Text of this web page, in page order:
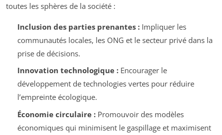
toutes les sphères de la société :
Inclusion des parties prenantes :Impliquer les
communautés locales, les ONG et le secteur privé dans la
prise de décisions.
Innovation technologique :Encourager le
développement de technologies vertes pour réduire
l’empreinte écologique.
Économie circulaire :Promouvoir des modèles
économiques qui minimisent le gaspillage et maximisent